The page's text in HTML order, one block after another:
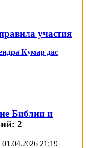
участия
Кумар дас
Библии и
01.04.2026 21:19